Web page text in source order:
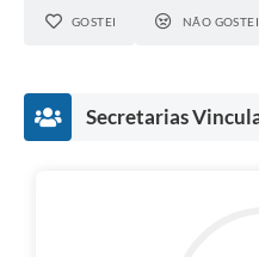
GOSTEI NÃO GOSTEI
Secretarias